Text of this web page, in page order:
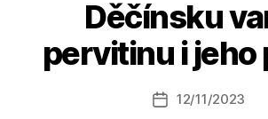
Děčínsku
pervitinu i jeho
Autor
příspěvku
u
o
a
Datum
12/11/2023